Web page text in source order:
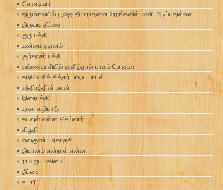
சிவனடியார்
திருமலையில் பூஜை தீபாராதனை நேரங்களில் மணி அடிப்பதில்லை
திருவடி தீட்சை
குரு பக்தி
உண்மை ஞானம்
சூர்தாசர் பக்தி
கங்கைகாசியில் குளித்தால் பாவம் போகுமா
கடுவெளிச் சித்தர் பாடிய பாடல்
மந்திரத்தின் பலன்
இறைபக்தி
உருவ வழிபாடு
கடவுள் என்ன செய்வார்
விபூதி
வைகுண்ட ஏகாதசி
தியானம் என்றால் என்ன
ராம ஜப மகிமை
தீட்சை
சடாரி